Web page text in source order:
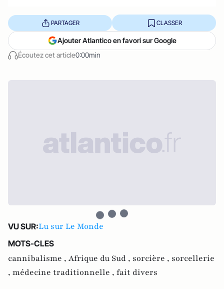
Écoutez cet article0:00min
PARTAGER CLASSER
Ajouter Atlantico en favori sur Google
VU SUR:Lu sur Le Monde
MOTS-CLES
cannibalisme , Afrique du Sud , sorcière , sorcellerie
, médecine traditionnelle , fait divers